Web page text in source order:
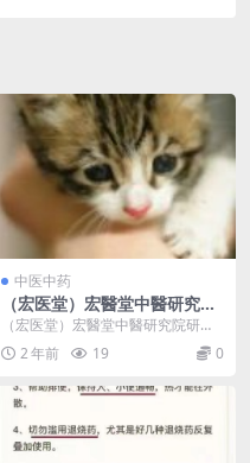
中医中药
（宏医堂）宏醫堂中醫研究院
研发：中药膏方，中药穴位
贴……
（宏医堂）宏醫堂中醫研究院研
发： 中药膏方，中药穴位贴（咳
嗽，感冒，发烧，腹泻，...
2 年前 19 0